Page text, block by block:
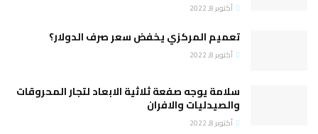
أكتوبر 8, 2022
تعميم المركزي يخفض سعر صرف الدولار؟
أكتوبر 8, 2022
سلامة يوجه صفعة ثلاثية الابعاد لتجار المحروقات
والصيدليات والافران
أكتوبر 8, 2022